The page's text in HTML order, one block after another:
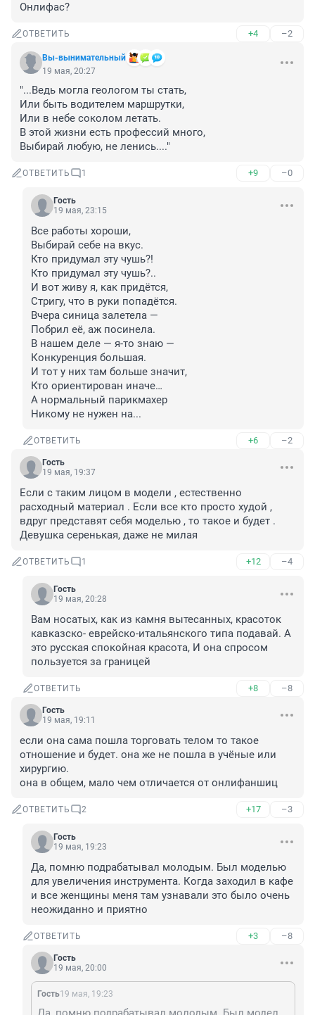
Онлифас?
ОТВЕТИТЬ +4 –2
Вы-вынимательный
19 мая, 20:27
"...Ведь могла геологом ты стать,
Или быть водителем маршрутки,
Или в небе соколом летать.
В этой жизни есть профессий много,
Выбирай любую, не ленись...."
ОТВЕТИТЬ 1 +9 –0
Гость
19 мая, 23:15
Все работы хороши,
Выбирай себе на вкус.
Кто придумал эту чушь?!
Кто придумал эту чушь?..
И вот живу я, как придётся,
Стригу, что в руки попадётся.
Вчера синица залетела —
Побрил её, аж посинела.
В нашем деле — я-то знаю —
Конкуренция большая.
И тот у них там больше значит,
Кто ориентирован иначе…
А нормальный парикмахер
Никому не нужен на...
ОТВЕТИТЬ +6 –2
Гость
19 мая, 19:37
Если с таким лицом в модели , естественно
расходный материал . Если все кто просто худой ,
вдруг представят себя моделью , то такое и будет .
Девушка серенькая, даже не милая
ОТВЕТИТЬ 1 +12 –4
Гость
19 мая, 20:28
Вам носатых, как из камня вытесанных, красоток
кавказско- еврейско-итальянского типа подавай. А
это русская спокойная красота, И она спросом
пользуется за границей
ОТВЕТИТЬ +8 –8
Гость
19 мая, 19:11
если она сама пошла торговать телом то такое
отношение и будет. она же не пошла в учёные или
хирургию.
она в общем, мало чем отличается от онлифаншиц
ОТВЕТИТЬ 2 +17 –3
Гость
19 мая, 19:23
Да, помню подрабатывал молодым. Был моделью
для увеличения инструмента. Когда заходил в кафе
и все женщины меня там узнавали это было очень
неожиданно и приятно
ОТВЕТИТЬ +3 –8
Гость
19 мая, 20:00
Гость19 мая, 19:23